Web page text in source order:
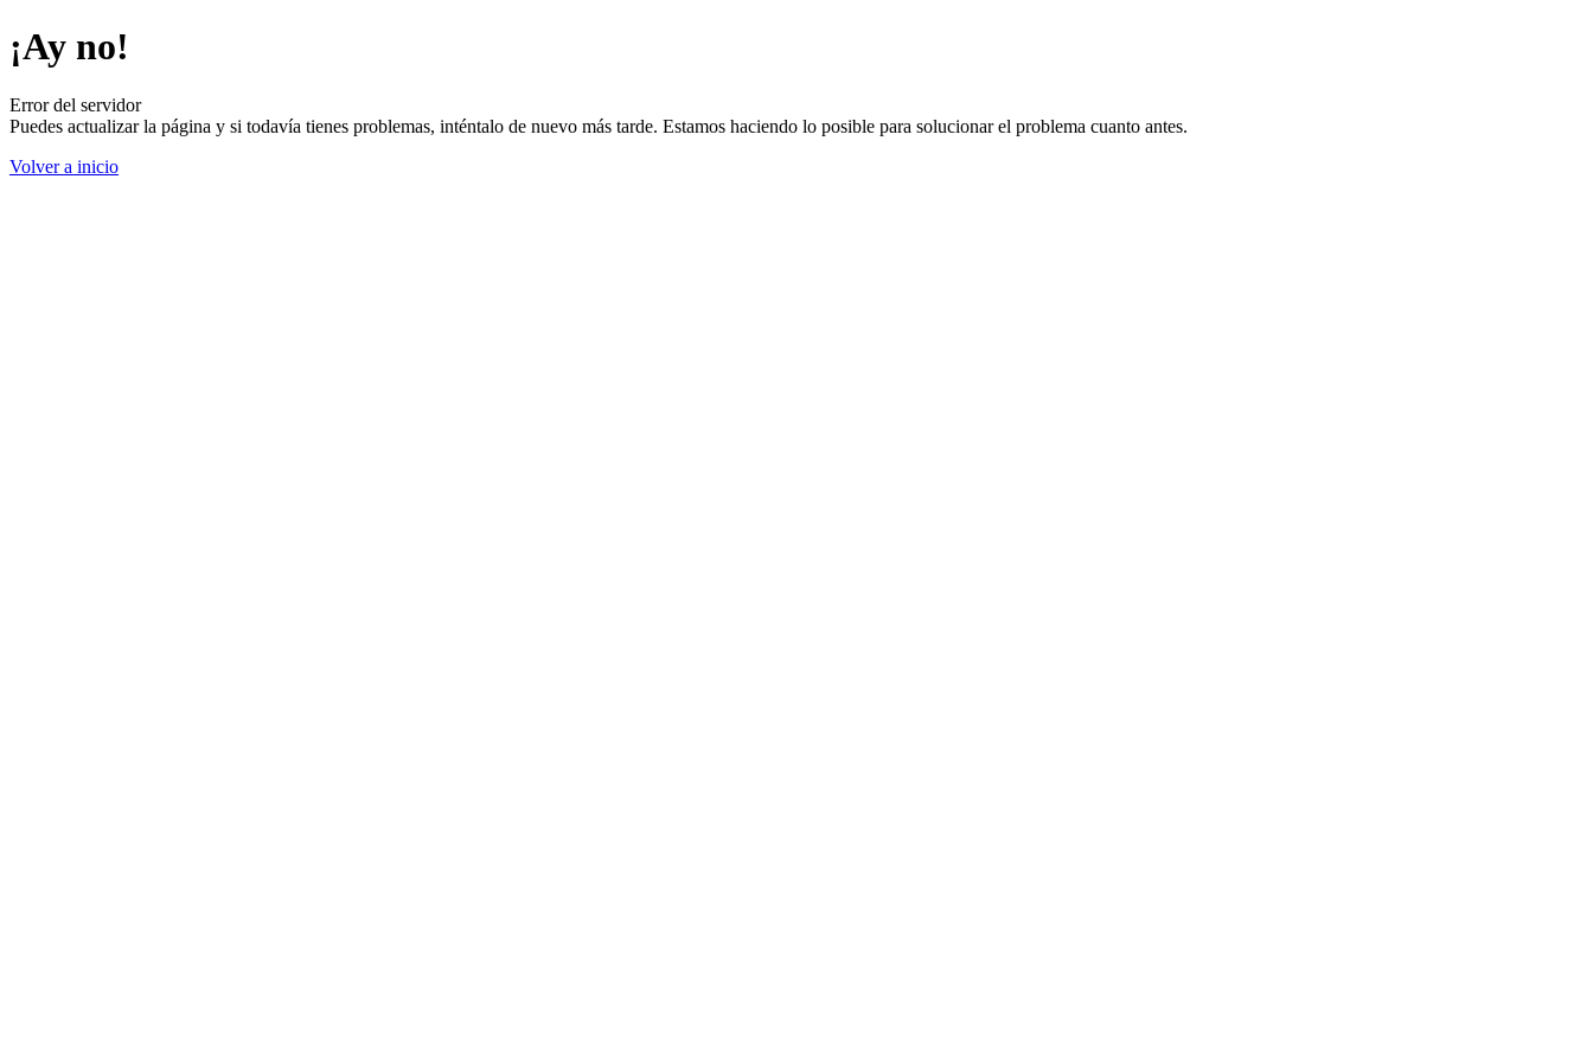
¡Ay no!
Error del servidor
Puedes actualizar la página y si todavía tienes problemas, inténtalo de nuevo más tarde. Estamos haciendo lo posible para solucionar el problema cuanto antes.
Volver a inicio